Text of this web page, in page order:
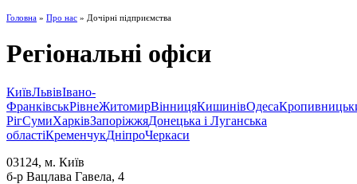
Головна » Про нас » Дочірні підприємства
Регіональні офіси
КиївЛьвівІвано-
ФранківськРівнеЖитомирВінницяКишинівОдеса
РігСумиХарківЗапоріжжяДонецька і Луганська
областіКременчукДніпроЧеркаси
03124, м. Київ
б-р Вацлава Гавела, 4